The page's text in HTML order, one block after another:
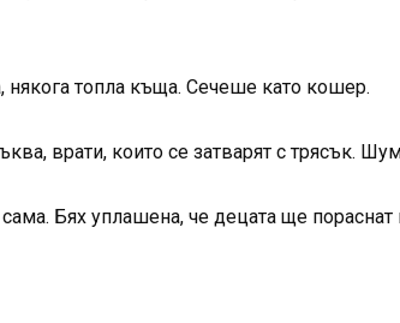
някога топла къща. Сечеше като кошер.
врати, които се затварят с трясък.
Бях уплашена, че децата ще пораснат